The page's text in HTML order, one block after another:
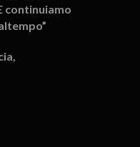
continuiamo